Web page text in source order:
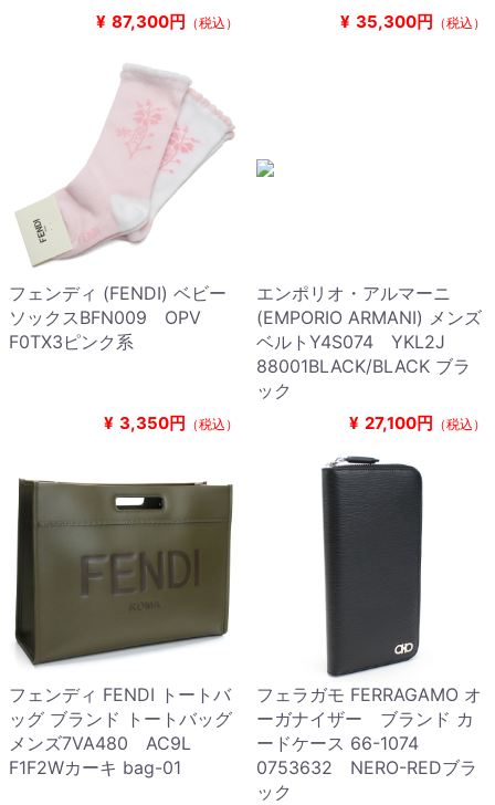
¥ 87,300円 （税込） ¥ 35,300円 （税込）
フェンディ (FENDI) ベビー
ソックスBFN009 OPV
F0TX3ピンク系
¥ 3,350円 （税込）
エンポリオ・アルマーニ
(EMPORIO ARMANI) メンズ
ベルトY4S074 YKL2J
88001BLACK/BLACK ブラ
ック
¥ 27,100円 （税込）
フェンディ FENDI トートバ
ッグ ブランド トートバッグ
メンズ7VA480 AC9L
F1F2Wカーキ bag-01
フェラガモ FERRAGAMO オ
ーガナイザー ブランド カ
ードケース 66-1074
0753632 NERO-REDブラ
ック